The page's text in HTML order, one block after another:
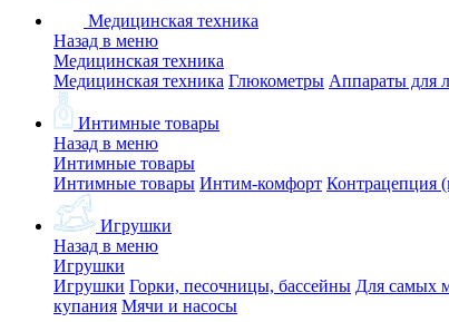
Медицинская техника
Назад в меню
Медицинская техника
Медицинская техника Глюкометры Аппараты для
Интимные товары
Назад в меню
Интимные товары
Интимные товары Интим-комфорт Контрацепция
Игрушки
Назад в меню
Игрушки
Игрушки Горки, песочницы, бассейны Для самых
купания Мячи и насосы